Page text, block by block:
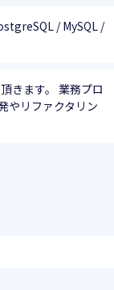
/ MySQL /
きます。 業務プロ
やリファクタリン